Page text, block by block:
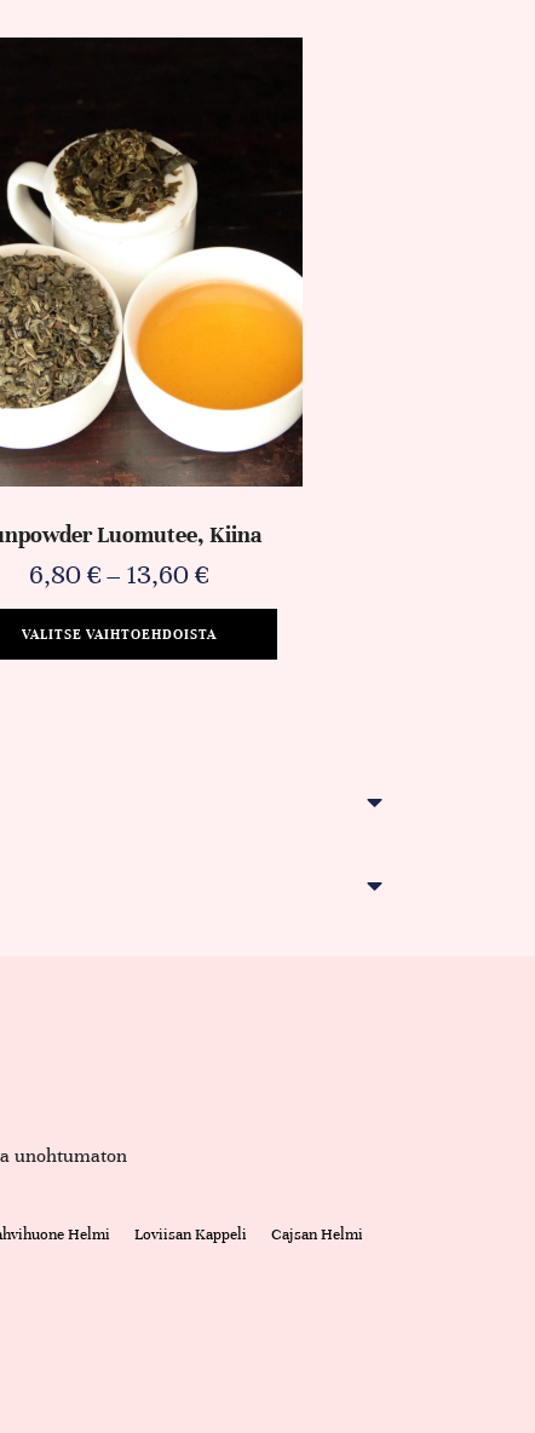
Luomutee, Kiina
6,80€– 13,60€
VALITSE VAIHTOEHDOISTA
unohtumaton
Helmi Loviisan Kappeli
Cajsan Helmi